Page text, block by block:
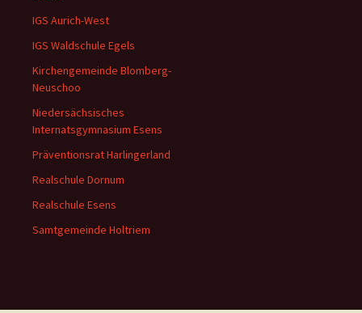
IGS Aurich-West
IGS Waldschule Egels
Kirchengemeinde Blomberg-
Neuschoo
Niedersächsisches
Internatsgymnasium Esens
Präventionsrat Harlingerland
Realschule Dornum
Realschule Esens
Samtgemeinde Holtriem